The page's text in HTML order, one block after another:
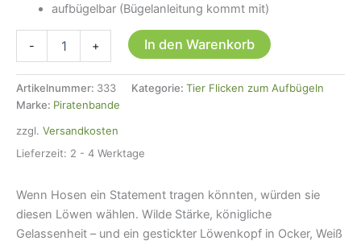
aufbügelbar (Bügelanleitung kommt mit)
-
Bügelflicken
7,5
cm
+ In den Warenkorb
Artikelnummer: 333 Kategorie: Tier Flicken zum Aufbügeln
Marke: Piratenbande
zzgl. Versandkosten
Lieferzeit: 2 - 4 Werktage
Wenn Hosen ein Statement tragen könnten, würden sie
diesen Löwen wählen. Wilde Stärke, königliche
Gelassenheit – und ein gestickter Löwenkopf in Ocker, Weiß